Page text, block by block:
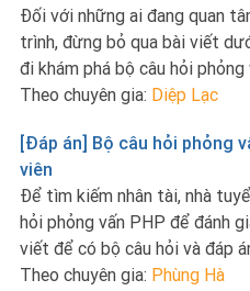
Đối với những ai đang quan
trình, đừng bỏ qua bài viết
đi khám phá bộ câu hỏi phỏng
Theo chuyên gia: Diệp Lạc
[Đáp án] Bộ câu hỏi phỏng
viên
Để tìm kiếm nhân tài, nhà
hỏi phỏng vấn PHP để đánh
viết để có bộ câu hỏi và đáp
Theo chuyên gia: Phùng Hà